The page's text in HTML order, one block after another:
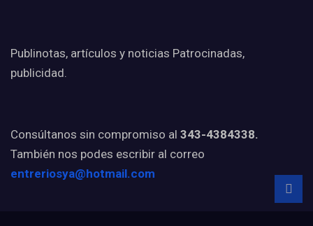
Publinotas, artículos y noticias Patrocinadas,
publicidad.
Consúltanos sin compromiso al 343-4384338.
También nos podes escribir al correo
entreriosya@hotmail.com